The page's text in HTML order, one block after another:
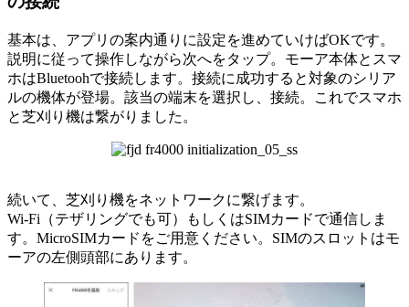
基本は、アプリの案内通りに設定を進めていけばOKです。
説明に従って操作しながら次へをタップ。モーア本体とスマ
ホはBluetoohで接続します。接続に成功すると対象のシリア
ルの機体が登場。該当の端末を選択し、接続。これでスマホ
と芝刈り機は繋がりました。
続いて、芝刈り機をネットワークに繋げます。
Wi-Fi（テザリングでも可）もしくはSIMカードで通信しま
す。MicroSIMカードをご用意ください。SIMのスロットはモ
ーアの左側頭部にあります。